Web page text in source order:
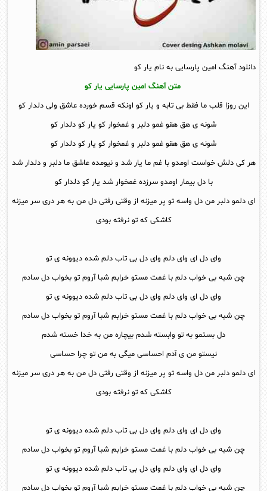
دانلود آهنگ امین پارسایی به نام یار کو
متن آهنگ امین پارسایی یار کو
این روزا قلب ما فقط بی تابه و یار کو اونکه قسم خورده عاشق ولی دلدار کو
شونه ی هق هقو غمو دلبر و غمخوار کو یار کو دلدار کو
شونه ی هق هقو غمو دلبر و غمخوار کو یار کو دلدار کو
هر کی دلش خواست اومدو با غم ما یار شد و نیومده عاشق ما دلبر و دلدار شد
با دل بیمار اومدو سرزده غمخوار شد یار کو دلدار کو
ای دلمو دلبر من دل واسه تو پر میزنه از وقتی رفتی دل من به هر دری سر میزنه
کاشکی که تو نرفته بودی
وای دل ای وای دلم وای دل بی تاب دلم شده دیوونه ی تو
چن شبه بی خواب دلم با غمت مستو خرابم شبا آروم تو بخواب دل سادم
وای دل ای وای دلم وای دل بی تاب دلم شده دیوونه ی تو
چن شبه بی خواب دلم با غمت مستو خرابم شبا آروم تو بخواب دل سادم
دل بستمو به تو وابسته شدم بیچاره من به خدا خسته شدم
نیستو من ی آدم احساسی میگی به من تو چرا حساسی
ای دلمو دلبر من دل واسه تو پر میزنه از وقتی رفتی دل من به هر دری سر میزنه
کاشکی که تو نرفته بودی
وای دل ای وای دلم وای دل بی تاب دلم شده دیوونه ی تو
چن شبه بی خواب دلم با غمت مستو خرابم شبا آروم تو بخواب دل سادم
وای دل ای وای دلم وای دل بی تاب دلم شده دیوونه ی تو
چن شبه بی خواب دلم با غمت مستو خرابم شبا آروم تو بخواب دل سادم